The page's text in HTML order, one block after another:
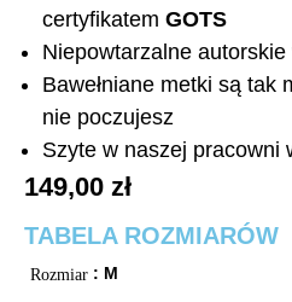
certyfikatem GOTS
Niepowtarzalne
Bawełniane metki są tak
nie poczujesz
Szyte w naszej pracowni
149,00 zł
TABELA ROZMIARÓW
Rozmiar : M